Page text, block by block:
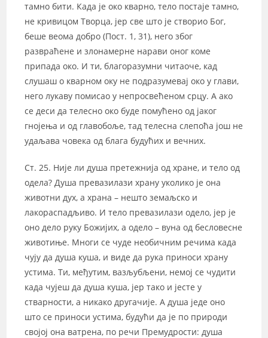
тамно бити. Када је око кварно, тело постаје тамно,
не кривицом Творца, јер све што је створио Бог,
беше веома добро (Пост. 1, 31), него због
развраћене и злонамерне нарави оног коме
припада око. И ти, благоразумни читаоче, кад
слушаш о кварном оку не подразумевај око у глави,
него лукаву помисао у непросвећеном срцу. А ако
се деси да телесно око буде помућено од јаког
гнојења и од главобоље, тад телесна слепоћа још не
удаљава човека од блага будућих и вечних.
Ст. 25. Није ли душа претежнија од хране, и тело од
одела? Душа превазилази храну уколико је она
животни дух, а храна – нешто земаљско и
лакораспадљиво. И тело превазилази одело, јер је
оно дело руку Божијих, а одело – вуна од бесловесне
животиње. Многи се чуде необичним речима када
чују да душа куша, и виде да рука приноси храну
устима. Ти, међутим, вазљубљени, немој се чудити
када чујеш да душа куша, јер тако и јесте у
стварности, а никако другачије. А душа једе оно
што се приноси устима, будући да је по природи
својој она ватрена, по речи Премудрости: душа